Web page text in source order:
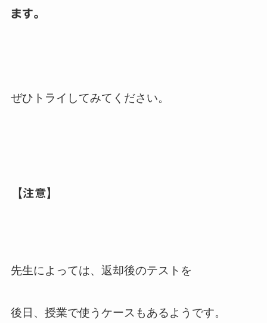
ます。
ぜひトライしてみてください。
【注意】
先生によっては、返却後のテストを
後日、授業で使うケースもあるようです。